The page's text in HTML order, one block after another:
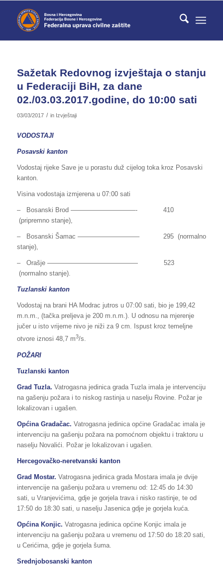
Sažetak Redovnog izvještaja o stanju
u Federaciji BiH, za dane
02./03.03.2017.godine, do 10:00 sati
03/03/2017 / in Izvještaji
VODOSTAJI
Posavski kanton
Vodostaj rijeke Save je u porastu duž cijelog toka kroz Posavski
kanton.
Visina vodostaja izmjerena u 07:00 sati
– Bosanski Brod ——————————- 410
(pripremno stanje),
– Bosanski Šamac —————————– 295 (normalno
stanje),
– Orašje —————————————— 523
(normalno stanje).
Tuzlanski kanton
Vodostaj na brani HA Modrac jutros u 07:00 sati, bio je 199,42
m.n.m., (tačka preljeva je 200 m.n.m.). U odnosu na mjerenje
jučer u isto vrijeme nivo je niži za 9 cm. Ispust kroz temeljne
otvore iznosi 48,7 m3/s.
POŽARI
Tuzlanski kanton
Grad Tuzla. Vatrogasna jedinica grada Tuzla imala je intervenciju
na gašenju požara i to niskog rastinja u naselju Rovine. Požar je
lokalizovan i ugašen.
Općina Gradačac. Vatrogasna jedinica općine Gradačac imala je
intervenciju na gašenju požara na pomoćnom objektu i traktoru u
naselju Novalići. Požar je lokalizovan i ugašen.
Hercegovačko-neretvanski kanton
Grad Mostar. Vatrogasna jedinica grada Mostara imala je dvije
intervencije na gašenju požara u vremenu od: 12:45 do 14:30
sati, u Vranjevićima, gdje je gorjela trava i nisko rastinje, te od
17:50 do 18:30 sati, u naselju Jasenica gdje je gorjela kuća.
Općina Konjic. Vatrogasna jedinica općine Konjic imala je
intervenciju na gašenju požara u vremenu od 17:50 do 18:20 sati,
u Cerićima, gdje je gorjela šuma.
Srednjobosanski kanton